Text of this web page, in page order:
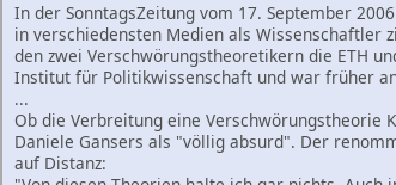
In der SonntagsZeitung vom 17. September
in verschiedensten Medien als
den zwei Verschwörungstheoretikern die ETH
Institut für Politikwissenschaft und war früher
...
Ob die Verbreitung eine Verschwörungstheorie
Daniele Gansers als "völlig absurd". Der
auf Distanz: